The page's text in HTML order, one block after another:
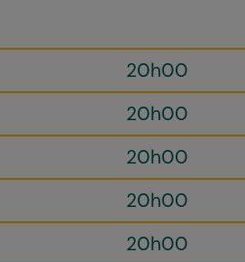
20h00
20h00
20h00
20h00
20h00